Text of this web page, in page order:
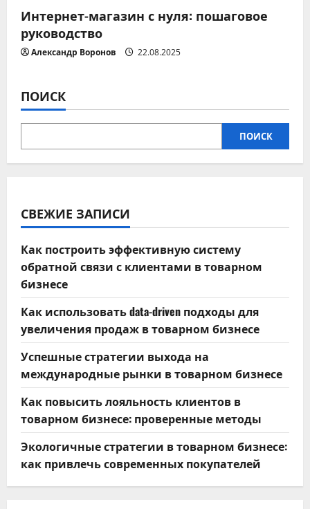
Интернет-магазин с нуля: пошаговое
руководство
Александр Воронов 22.08.2025
ПОИСК
ПОИСК
СВЕЖИЕ ЗАПИСИ
Как построить эффективную систему
обратной связи с клиентами в товарном
бизнесе
Как использовать data-driven подходы для
увеличения продаж в товарном бизнесе
Успешные стратегии выхода на
международные рынки в товарном бизнесе
Как повысить лояльность клиентов в
товарном бизнесе: проверенные методы
Экологичные стратегии в товарном бизнесе:
как привлечь современных покупателей